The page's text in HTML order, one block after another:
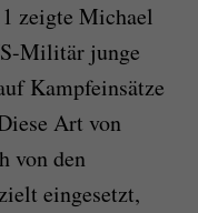
zeigte Michael
Militär junge
Kampfeinsätze
Art von
von den
eingesetzt,